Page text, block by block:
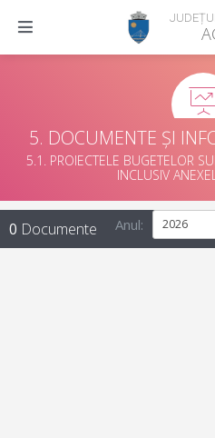
5. DOCUMENTE ȘI
5.1. PROIECTELE BUGETELOR
INCLUSIV
0 Documente Anul: